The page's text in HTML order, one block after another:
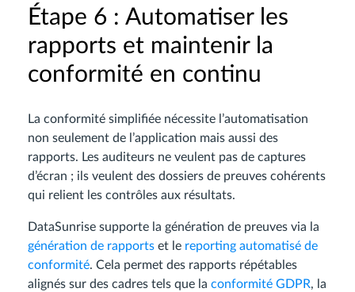
Étape 6 : Automatiser les
rapports et maintenir la
conformité en continu
La conformité simplifiée nécessite l’automatisation
non seulement de l’application mais aussi des
rapports. Les auditeurs ne veulent pas de captures
d’écran ; ils veulent des dossiers de preuves cohérents
qui relient les contrôles aux résultats.
DataSunrise supporte la génération de preuves via la
génération de rapports et le reporting automatisé de
conformité. Cela permet des rapports répétables
alignés sur des cadres tels que la conformité GDPR, la